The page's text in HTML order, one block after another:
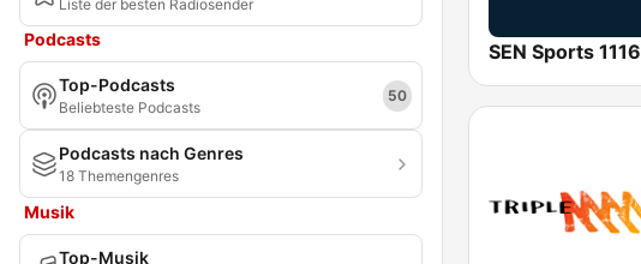
Liste der besten Radiosender
Podcasts
Top-Podcasts
Beliebteste Podcasts
50
Podcasts nach Genres
18 Themengenres
Musik
Top-Musik